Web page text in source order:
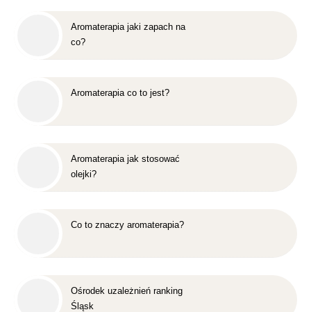
Aromaterapia jaki zapach na
co?
Aromaterapia co to jest?
Aromaterapia jak stosować
olejki?
Co to znaczy aromaterapia?
Ośrodek uzależnień ranking
Śląsk